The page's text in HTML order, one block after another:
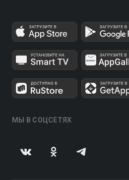
МЫ В СОЦСЕТЯХ